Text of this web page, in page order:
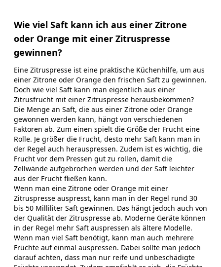
Wie viel Saft kann ich aus einer Zitrone
oder Orange mit einer Zitruspresse
gewinnen?
Eine Zitruspresse ist eine praktische Küchenhilfe, um aus
einer Zitrone oder Orange den frischen Saft zu gewinnen.
Doch wie viel Saft kann man eigentlich aus einer
Zitrusfrucht mit einer Zitruspresse herausbekommen?
Die Menge an Saft, die aus einer Zitrone oder Orange
gewonnen werden kann, hängt von verschiedenen
Faktoren ab. Zum einen spielt die Größe der Frucht eine
Rolle. Je größer die Frucht, desto mehr Saft kann man in
der Regel auch herauspressen. Zudem ist es wichtig, die
Frucht vor dem Pressen gut zu rollen, damit die
Zellwände aufgebrochen werden und der Saft leichter
aus der Frucht fließen kann.
Wenn man eine Zitrone oder Orange mit einer
Zitruspresse auspresst, kann man in der Regel rund 30
bis 50 Milliliter Saft gewinnen. Das hängt jedoch auch von
der Qualität der Zitruspresse ab. Moderne Geräte können
in der Regel mehr Saft auspressen als ältere Modelle.
Wenn man viel Saft benötigt, kann man auch mehrere
Früchte auf einmal auspressen. Dabei sollte man jedoch
darauf achten, dass man nur reife und unbeschädigte